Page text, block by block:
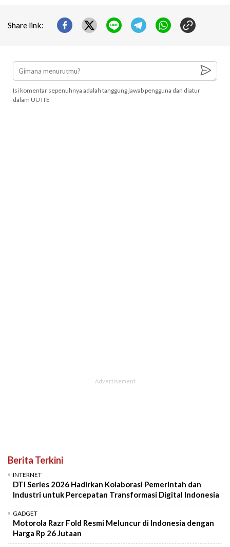
Share link:
Isi komentar sepenuhnya adalah tanggung jawab pengguna dan diatur
dalam UU ITE
Berita Terkini
INTERNET
DTI Series 2026 Hadirkan Kolaborasi Pemerintah dan
Industri untuk Percepatan Transformasi Digital Indonesia
GADGET
Motorola Razr Fold Resmi Meluncur di Indonesia dengan
Harga Rp 26 Jutaan